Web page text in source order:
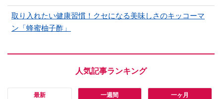
取り入れたい健康習慣！クセになる美味しさのキッコーマ
ン「蜂蜜柚子酢」
最新 一週間 一ヶ月